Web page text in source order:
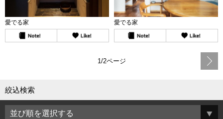
愛でる家 愛でる家
1/2ページ
絞込検索